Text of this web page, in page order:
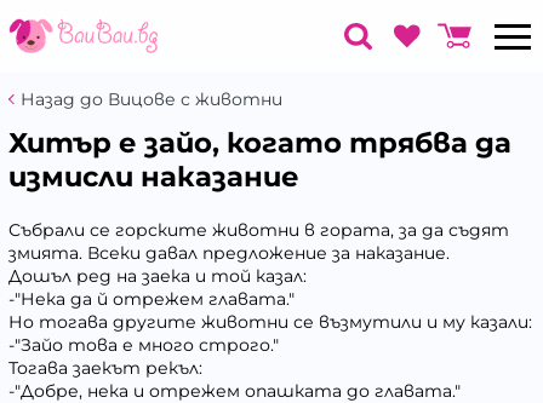
Назад до Вицове с животни
Хитър е зайо, когато трябва да
измисли наказание
Събрали се горските животни в гората, за да съдят
змията. Всеки давал предложение за наказание.
Дошъл ред на заека и той казал:
-"Нека да й отрежем главата."
Но тогава другите животни се възмутили и му казали:
-"Зайо това е много строго."
Тогава заекът рекъл:
-"Добре, нека и отрежем опашката до главата."